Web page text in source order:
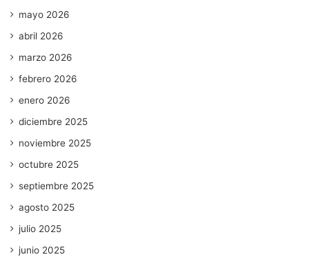
mayo 2026
abril 2026
marzo 2026
febrero 2026
enero 2026
diciembre 2025
noviembre 2025
octubre 2025
septiembre 2025
agosto 2025
julio 2025
junio 2025